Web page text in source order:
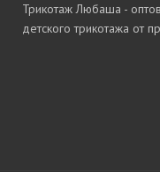
Трикотаж Любаша -
детского трикотажа от